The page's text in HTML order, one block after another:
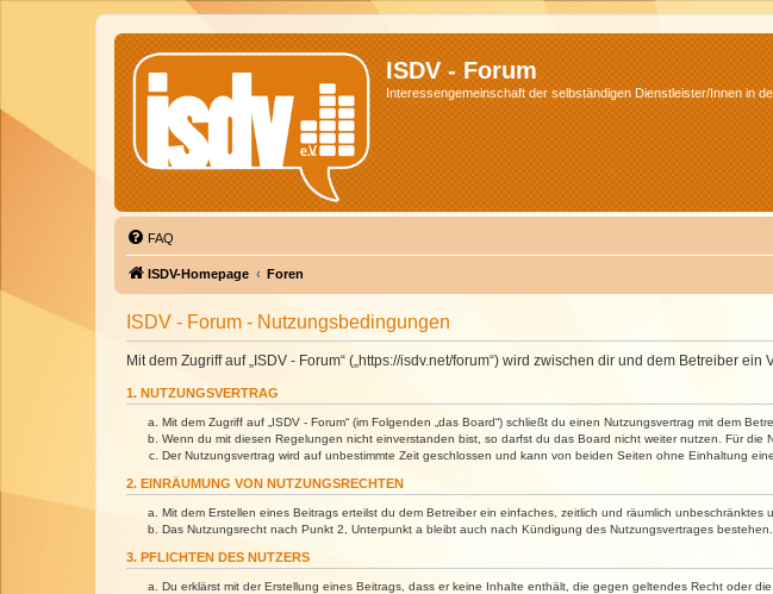
ISDV - Forum
Interessengemeinschaft der selbständigen Dienstleister/Innen in
FAQ
ISDV-Homepage Foren
ISDV - Forum - Nutzungsbedingungen
Mit dem Zugriff auf „ISDV - Forum“ („https://isdv.net/forum“) wird zwischen dir und dem Betreiber
1. NUTZUNGSVERTRAG
Mit dem Zugriff auf „ISDV - Forum“ (im Folgenden „das Board“) schließt du einen Nutzungsvertrag mit dem
Wenn du mit diesen Regelungen nicht einverstanden bist, so darfst du das Board nicht weiter nutzen. Für
Der Nutzungsvertrag wird auf unbestimmte Zeit geschlossen und kann von beiden Seiten ohne Einhaltung
2. EINRÄUMUNG VON NUTZUNGSRECHTEN
Mit dem Erstellen eines Beitrags erteilst du dem Betreiber ein einfaches, zeitlich und räumlich
Das Nutzungsrecht nach Punkt 2, Unterpunkt a bleibt auch nach Kündigung des Nutzungsvertrages bestehen.
3. PFLICHTEN DES NUTZERS
Du erklärst mit der Erstellung eines Beitrags, dass er keine Inhalte enthält, die gegen geltendes Recht oder